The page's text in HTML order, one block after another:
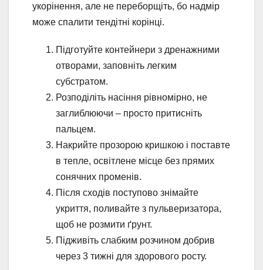
укорінення, але не переборщіть, бо надмір
може спалити тендітні корінці.
Підготуйте контейнери з дренажними
отворами, заповніть легким
субстратом.
Розподіліть насіння рівномірно, не
заглиблюючи – просто притисніть
пальцем.
Накрийте прозорою кришкою і поставте
в тепле, освітлене місце без прямих
сонячних променів.
Після сходів поступово знімайте
укриття, поливайте з пульверизатора,
щоб не розмити ґрунт.
Підживіть слабким розчином добрив
через 3 тижні для здорового росту.